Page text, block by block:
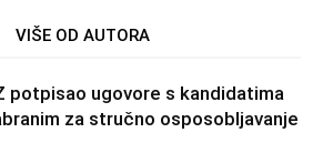
VIŠE OD AUTORA
potpisao ugovore s kandidatima
za stručno osposobljavanje